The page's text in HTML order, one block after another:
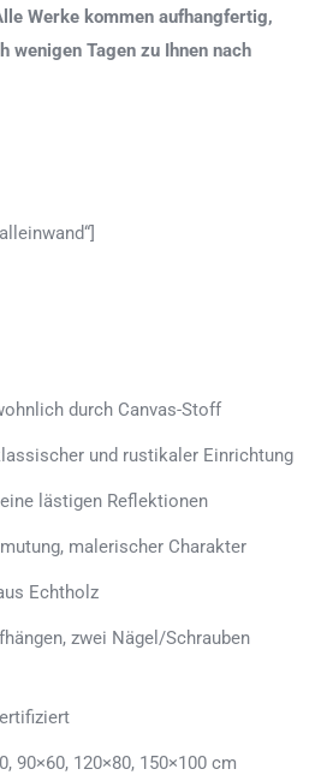
Werke kommen aufhangfertig,
wenigen Tagen zu Ihnen nach
durch Canvas-Stoff
und rustikaler Einrichtung
lästigen Reflektionen
malerischer Charakter
Echtholz
zwei Nägel/Schrauben
90×60, 120×80, 150×100 cm